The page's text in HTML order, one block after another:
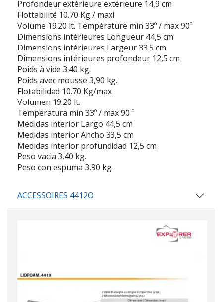
Profondeur extérieure extérieure 14,9 cm
Flottabilité 10.70 Kg / maxi
Volume 19.20 lt. Température min 33º / max 90º
Dimensions intérieures Longueur 44,5 cm
Dimensions intérieures Largeur 33.5 cm
Dimensions intérieures profondeur 12,5 cm
Poids à vide 3.40 kg.
Poids avec mousse 3,90 kg.
Flotabilidad 10.70 Kg/max.
Volumen 19.20 lt.
Temperatura min 33º / max 90 º
Medidas interior Largo 44,5 cm
Medidas interior Ancho 33,5 cm
Medidas interior profundidad 12,5 cm
Peso vacia 3,40 kg.
Peso con espuma 3,90 kg.
ACCESSOIRES 4412O